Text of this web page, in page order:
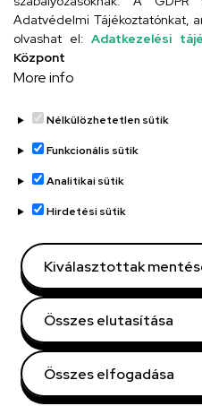
UD
Adatvédelem
Adatvédelem
Régi oldal
Technikai információk
Copyright ©
Adatvédelmi Tájékoztatónkat,
olvashat el: Adatkezelési
Központ
More info
Nélkülözhetetlen sütik
Funkcionális sütik
Analitikai sütik
Hirdetési sütik
Kiválasztottak
Összes elutasítása
Összes elfogadása